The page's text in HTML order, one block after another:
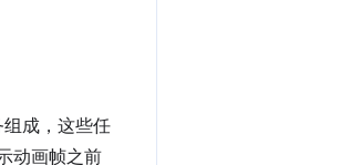
成，这些任
动画帧之前